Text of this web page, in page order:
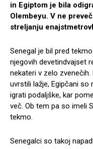
in Egiptom je bila
Olembeyu. V ne
streljanju
Senegal je bil pred
njegovih devetindvajset
nekateri v zelo
uvrstili lažje, Egipčani
igrati podaljške, kar
več. Ob tem pa so imeli
tekmo.
Senegalci so takoj